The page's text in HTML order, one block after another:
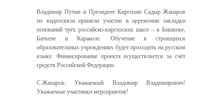
Владимир Путин и Президент Киргизии Садыр Жапаров
по видеосвязи приняли участие в церемонии закладки
оснований трёх российско-киргизских школ – в Бишкеке,
Баткене и Караколе. Обучение в строящихся
образовательных учреждениях будет проходить на русском
языке. Финансирование проекта осуществляется за счёт
средств Российской Федерации.
С.Жапаров: Уважаемый Владимир Владимирович!
Уважаемые участники мероприятия!